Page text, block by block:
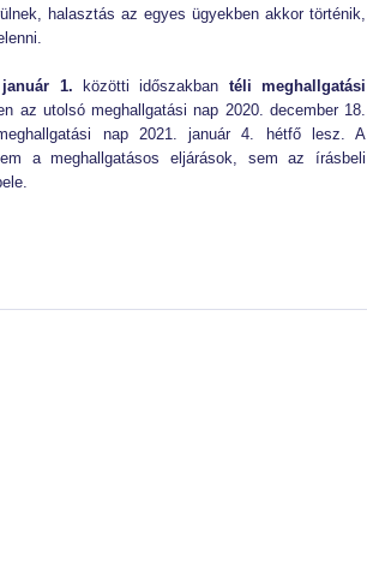
halasztás az egyes ügyekben akkor történik,
1. közötti időszakban téli
meghallgatási
az utolsó meghallgatási nap 2020. december 18.
nap 2021. január 4. hétfő lesz. A
a meghallgatásos eljárások, sem az írásbeli